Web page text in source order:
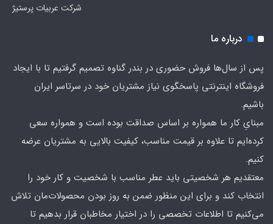
شرکت عربیات پرستیژ
درباره ما
پس از سال‌ها فروش حضوری در بندر گناوه تصمیم گرفتیم تا با ایجاد
فروشگاه اینترنتی پاسخگوی نیاز مشتریان خود در سرتاسر ایران
باشیم.
مبنایِ کار ما همواره بر اساس صداقت بوده است و همواره سعی
کرده‌ایم تا علاوه بر قیمت مناسب، کیفیت بالایی به مشتریان عرضه
کنیم.
معتقدیم هر شخصیتی باید عطر مناسب با شخصیت و کار خود را
انتخاب کند و برای این منظور ضمن به روز بودن محصولات‌مان تلاش
می‌کنیم تا اطلاعات تخصصی را در اختیار مخاطبان قرار بدهیم تا